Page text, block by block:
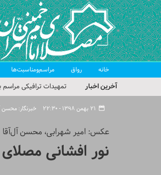
خانه رواق مراسم‌ومناسبت‌ها
آخرین اخبار
تمهیدات ترافیکی
حجت‌الاسلام حاج
گزارش تصویری| مراسم
خبرنگار: محسن
عکس: امیر شهرابی، محسن آل‌آقا
نور افشانی